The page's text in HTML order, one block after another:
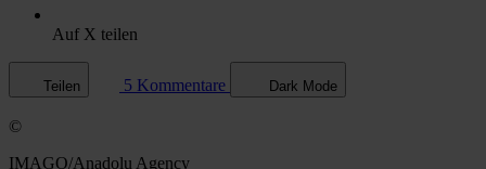
Auf X teilen
Teilen 5 Kommentare Dark Mode
©
IMAGO/Anadolu Agency